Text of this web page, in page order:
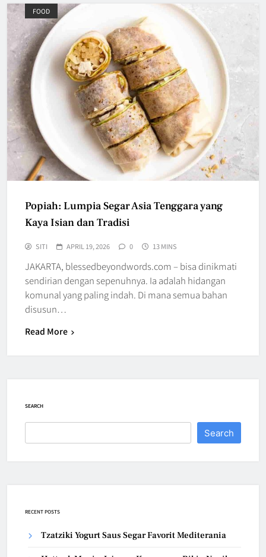
FOOD
Popiah: Lumpia Segar Asia Tenggara yang
Kaya Isian dan Tradisi
SITI APRIL 19, 2026 0 13 MINS
JAKARTA, blessedbeyondwords.com – bisa dinikmati
sendirian dengan sepenuhnya. Ia adalah hidangan
komunal yang paling indah. Di mana semua bahan
disusun…
Read More
SEARCH
Search
RECENT POSTS
Tzatziki Yogurt Saus Segar Favorit Mediterania